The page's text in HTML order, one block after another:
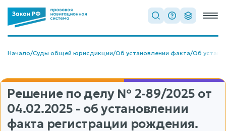
Начало/Суды общей юрисдикции/Об установлении факта/Об
Решение по делу № 2-89/2025 от
04.02.2025 - об установлении
факта регистрации рождения.